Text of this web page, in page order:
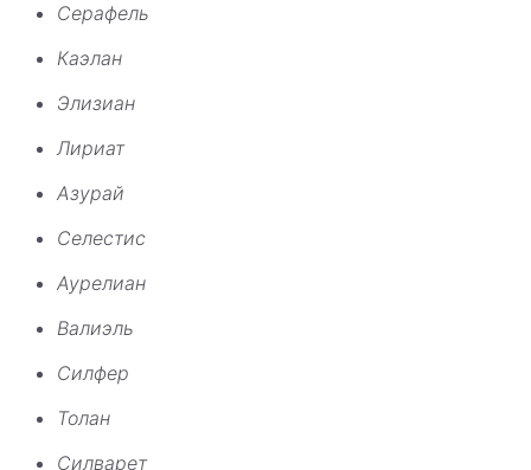
Серафель
Каэлан
Элизиан
Лириат
Азурай
Селестис
Аурелиан
Валиэль
Силфер
Толан
Силварет